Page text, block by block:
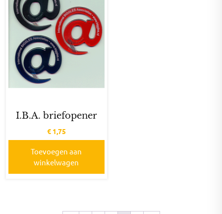
I.B.A. briefopener
€1,75
Toevoegen aan
winkelwagen